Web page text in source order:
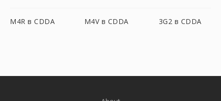
M4R в CDDA M4V в CDDA 3G2 в CDDA